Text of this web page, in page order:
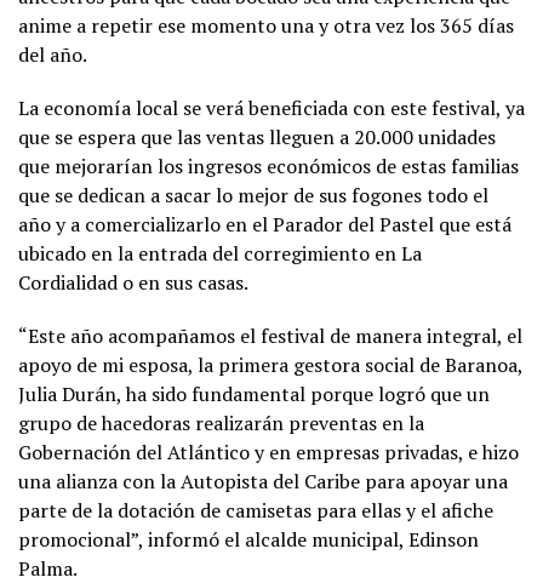
anime a repetir ese momento una y otra vez los 365 días
del año.
La economía local se verá beneficiada con este festival, ya
que se espera que las ventas lleguen a 20.000 unidades
que mejorarían los ingresos económicos de estas familias
que se dedican a sacar lo mejor de sus fogones todo el
año y a comercializarlo en el Parador del Pastel que está
ubicado en la entrada del corregimiento en La
Cordialidad o en sus casas.
“Este año acompañamos el festival de manera integral, el
apoyo de mi esposa, la primera gestora social de Baranoa,
Julia Durán, ha sido fundamental porque logró que un
grupo de hacedoras realizarán preventas en la
Gobernación del Atlántico y en empresas privadas, e hizo
una alianza con la Autopista del Caribe para apoyar una
parte de la dotación de camisetas para ellas y el afiche
promocional”, informó el alcalde municipal, Edinson
Palma.